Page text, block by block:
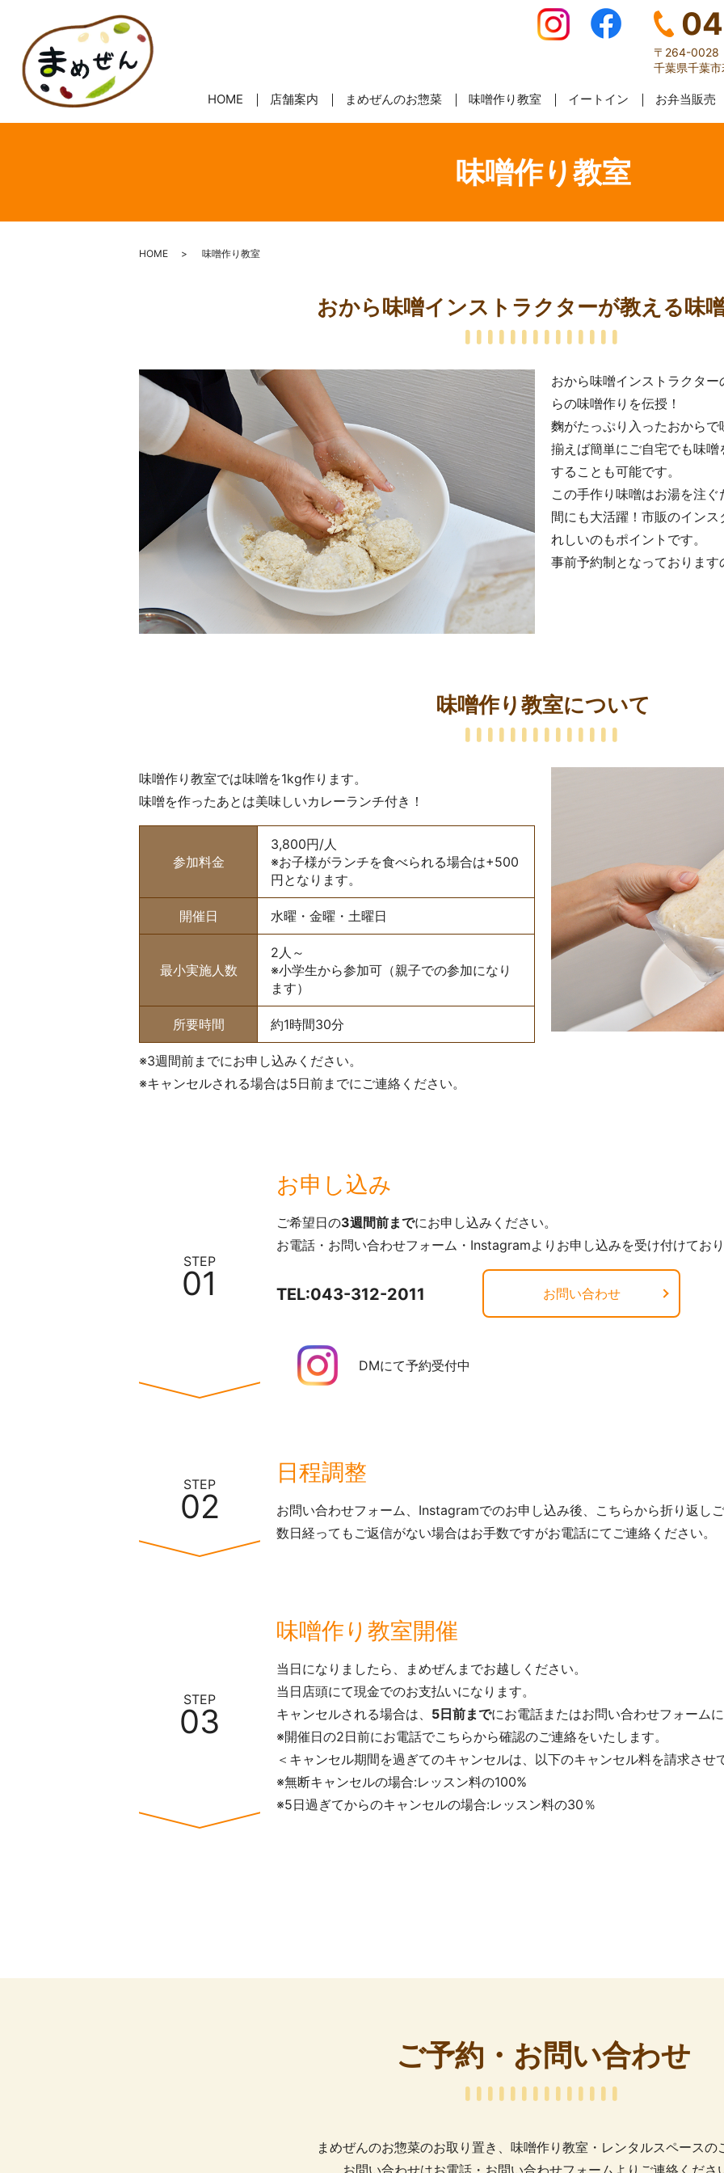
HOME 店舗案内 まめぜんのお惣菜 味噌作り教室 イートイン お弁当販売
〒264-0028
千葉県千葉
味噌作り教室
HOME 味噌作り教室
おから味噌インストラクターが教える味
おから味噌インストラクタ
らの味噌作りを伝授！
麴がたっぷり入ったおから
揃えば簡単にご自宅でも味
することも可能です。
この手作り味噌はお湯を注
間にも大活躍！市販のイン
れしいのもポイントです。
事前予約制となっておりま
味噌作り教室について
味噌作り教室では味噌を1kg作ります。
味噌を作ったあとは美味しいカレーランチ付き！
参加料金
3,800円/人
※お子様がランチを食べられる場合は+500
円となります。
開催日 水曜・金曜・土曜日
最小実施人数
2人～
※小学生から参加可（親子での参加になり
ます）
所要時間 約1時間30分
※3週間前までにお申し込みください。
※キャンセルされる場合は5日前までにご連絡ください。
STEP
01
お申し込み
ご希望日の3週間前までにお申し込みください。
お電話・お問い合わせフォーム・Instagramよりお申し込みを受け付けてお
TEL:043-312-2011 お問い合わせ
DMにて予約受付中
STEP
02
日程調整
お問い合わせフォーム、Instagramでのお申し込み後、こちらから折り返し
数日経ってもご返信がない場合はお手数ですがお電話にてご連絡ください。
STEP
03
味噌作り教室開催
当日になりましたら、まめぜんまでお越しください。
当日店頭にて現金でのお支払いになります。
キャンセルされる場合は、 5日前までにお電話またはお問い合わせフォーム
※開催日の2日前にお電話でこちらから確認のご連絡をいたします。
＜キャンセル期間を過ぎてのキャンセルは、以下のキャンセル料を請求させ
※無断キャンセルの場合:レッスン料の100%
※5日過ぎてからのキャンセルの場合:レッスン料の30％
ご予約・お問い合わせ
まめぜんのお惣菜のお取り置き、味噌作り教室・レンタルスペースの